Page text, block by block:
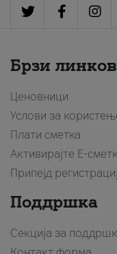
Брзи
Ценовници
Услови за
Плати сметка
Активирајте Е-
Припејд
Поддршка
Секција за